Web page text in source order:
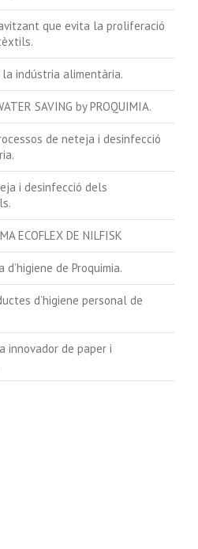
que evita la proliferació
la indústria alimentària.
SAVING by PROQUIMIA.
de neteja i desinfecció
i desinfecció dels
ECOFLEX DE NILFISK
d’higiene de Proquimia.
d’higiene personal de
innovador de paper i